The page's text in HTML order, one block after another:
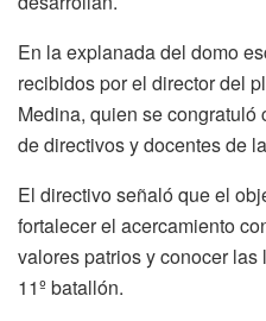
En la explanada del domo
recibidos por el director del
Medina, quien se
de directivos y docentes de
El directivo señaló que el
fortalecer el acercamiento
valores patrios y conocer
11º batallón.